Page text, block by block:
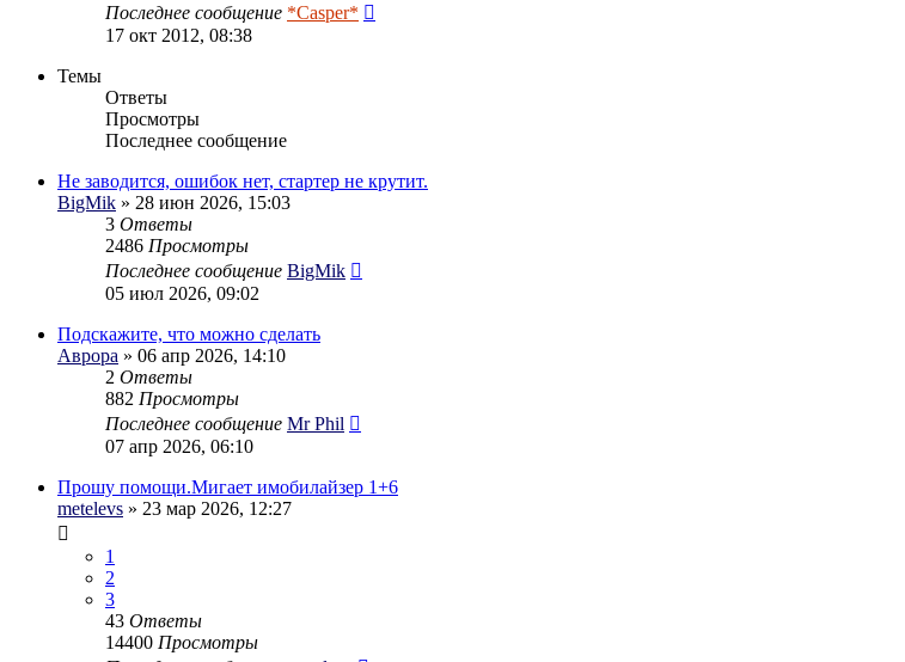
Последнее сообщение *Casper*
17 окт 2012, 08:38
Темы
Ответы
Просмотры
Последнее сообщение
Не заводится, ошибок нет, стартер не крутит.
BigMik » 28 июн 2026, 15:03
3 Ответы
2486 Просмотры
Последнее сообщение BigMik
05 июл 2026, 09:02
Подскажите, что можно сделать
Аврора » 06 апр 2026, 14:10
2 Ответы
882 Просмотры
Последнее сообщение Mr Phil
07 апр 2026, 06:10
Прошу помощи.Мигает имобилайзер 1+6
metelevs » 23 мар 2026, 12:27
1
2
3
43 Ответы
14400 Просмотры